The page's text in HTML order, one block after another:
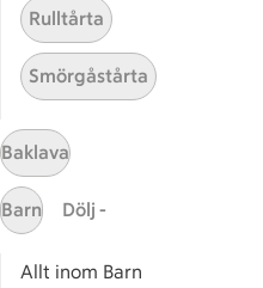
Massa erbjudanden
Bli stammis på ICA
ICAs inspirationsmejl
Handla
Rulltårta
Smörgåstårta
Baklava
Barn Dölj -
Allt inom Barn